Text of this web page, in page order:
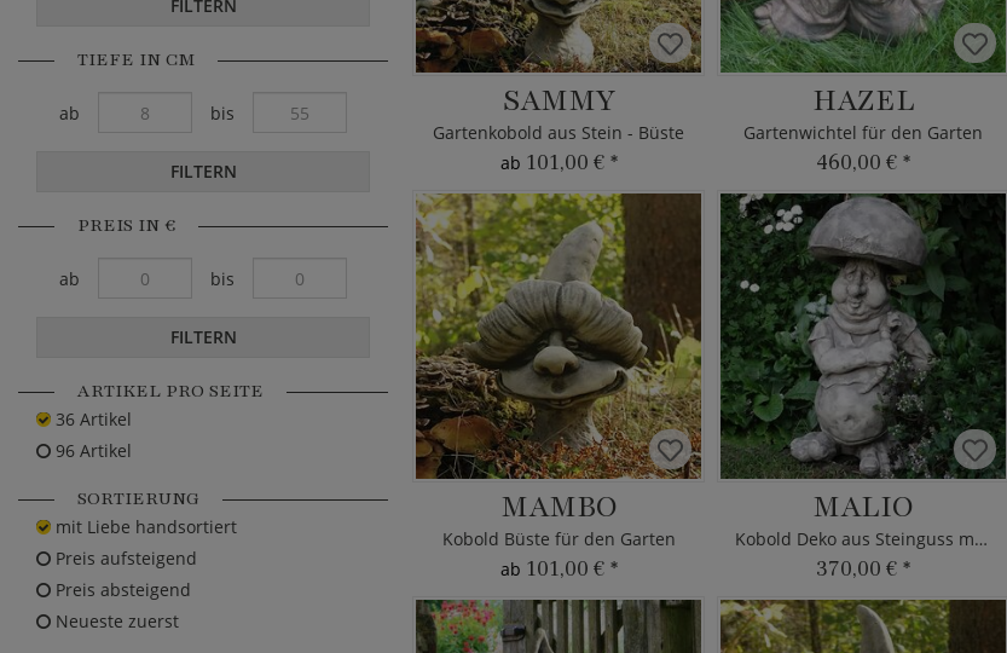
SAMMY
Gartenkobold aus Stein - Büste
ab 101,00 € *
HAZEL
Gartenwichtel für den Garten
460,00 € *
MAMBO
Kobold Büste für den Garten
ab 101,00 € *
MALIO
Kobold Deko aus Steinguss mit Pilzhut
370,00 € *
FILTERN
TIEFE IN CM
ab bis
FILTERN
PREIS IN €
ab bis
FILTERN
ARTIKEL PRO SEITE
36 Artikel
96 Artikel
SORTIERUNG
mit Liebe handsortiert
Preis aufsteigend
Preis absteigend
Neueste zuerst